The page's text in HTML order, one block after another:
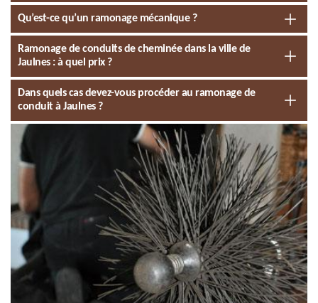
Qu’est-ce qu’un ramonage mécanique ?
Ramonage de conduits de cheminée dans la ville de
Jaulnes : à quel prix ?
Dans quels cas devez-vous procéder au ramonage de
conduit à Jaulnes ?